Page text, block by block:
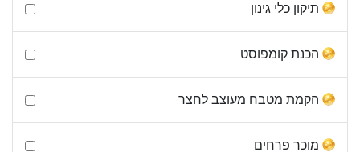
תיקון כלי גינון
הכנת קומפוסט
הקמת מטבח מעוצב לחצר
מוכר פרחים